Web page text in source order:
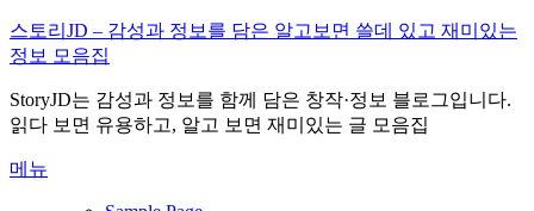
내
용
로
바
가
스토리JD – 감성과 정보를 담은 알고보면 쓸데 있고 재미있는
정보 모음집
StoryJD는 감성과 정보를 함께 담은 창작·정보 블로그입니다.
읽다 보면 유용하고, 알고 보면 재미있는 글 모음집
메뉴